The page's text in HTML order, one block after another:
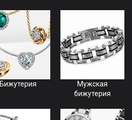
Бижутерия
Мужская
бижутерия